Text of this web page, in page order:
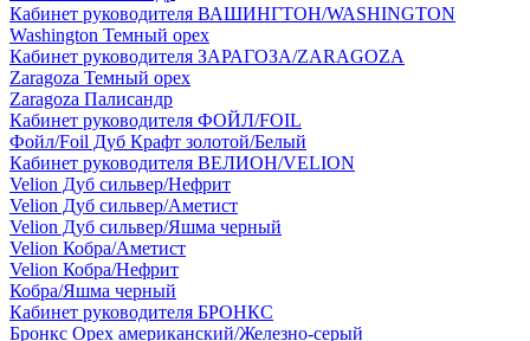
Кабинет руководителя ВАШИНГТОН/WASHINGTON
Washington Темный орех
Кабинет руководителя ЗАРАГОЗА/ZARAGOZA
Zaragoza Темный орех
Zaragoza Палисандр
Кабинет руководителя ФОЙЛ/FOIL
Фойл/Foil Дуб Крафт золотой/Белый
Кабинет руководителя ВЕЛИОН/VELION
Velion Дуб сильвер/Нефрит
Velion Дуб сильвер/Аметист
Velion Дуб сильвер/Яшма черный
Velion Кобра/Аметист
Velion Кобра/Нефрит
Кобра/Яшма черный
Кабинет руководителя БРОНКС
Бронкс Орех американский/Железно-серый